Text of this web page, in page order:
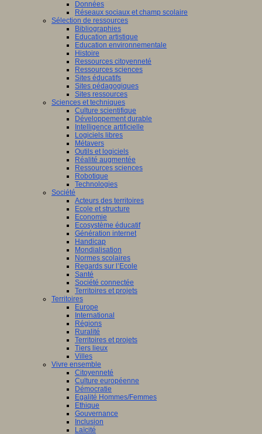
Données
Réseaux sociaux et champ scolaire
Sélection de ressources
Bibliographies
Education artistique
Education environnementale
Histoire
Ressources citoyenneté
Ressources sciences
Sites éducatifs
Sites pédagogiques
Sites ressources
Sciences et techniques
Culture scientifique
Développement durable
Intelligence artificielle
Logiciels libres
Métavers
Outils et logiciels
Réalité augmentée
Ressources sciences
Robotique
Technologies
Société
Acteurs des territoires
Ecole et structure
Economie
Ecosystème éducatif
Génération internet
Handicap
Mondialisation
Normes scolaires
Regards sur l’Ecole
Santé
Société connectée
Territoires et projets
Territoires
Europe
International
Régions
Ruralité
Territoires et projets
Tiers lieux
Villes
Vivre ensemble
Citoyenneté
Culture européenne
Démocratie
Egalité Hommes/Femmes
Ethique
Gouvernance
Inclusion
Laïcité